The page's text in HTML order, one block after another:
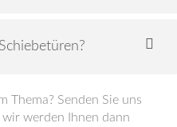
Thema? Senden Sie uns
wir werden Ihnen dann